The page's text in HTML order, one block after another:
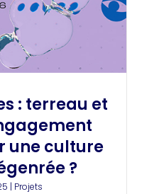
: terreau et
une culture
?
| Projets